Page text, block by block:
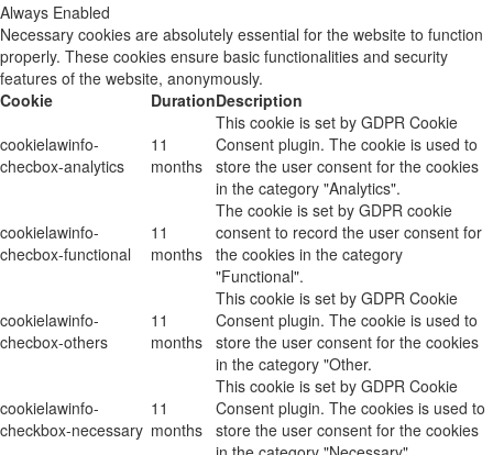
Always Enabled
Necessary cookies are absolutely essential for the website to function
properly. These cookies ensure basic functionalities and security
features of the website, anonymously.
Cookie
DurationDescription
cookielawinfo-
checbox-analytics
11
months
This cookie is set by GDPR Cookie
Consent plugin. The cookie is used to
store the user consent for the cookies
in the category "Analytics".
cookielawinfo-
checbox-functional
11
months
The cookie is set by GDPR cookie
consent to record the user consent for
the cookies in the category
"Functional".
cookielawinfo-
checbox-others
11
months
This cookie is set by GDPR Cookie
Consent plugin. The cookie is used to
store the user consent for the cookies
in the category "Other.
cookielawinfo-
checkbox-necessary
11
months
This cookie is set by GDPR Cookie
Consent plugin. The cookies is used to
store the user consent for the cookies